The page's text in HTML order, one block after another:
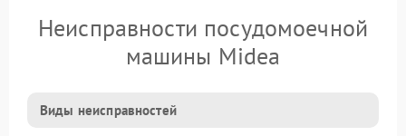
Неисправности посудомоечной
машины Midea
Виды неисправностей